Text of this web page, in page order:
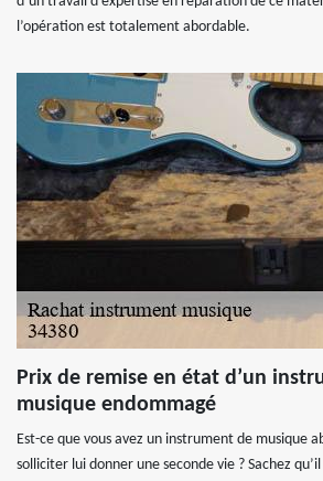
l’opération est totalement abordable.
Prix de remise en état d’un
musique endommagé
Est-ce que vous avez un instrument de musique
solliciter lui donner une seconde vie ? Sachez qu’il